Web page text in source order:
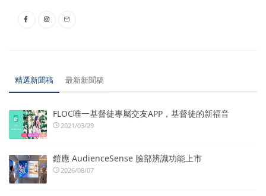
精選新聞稿 最新新聞稿
FLOC唯一基督徒專屬交友APP，基督徒的新福音
2021/03/29
鎧應 AudienceSense 臉部辨識功能上市
2026/08/07